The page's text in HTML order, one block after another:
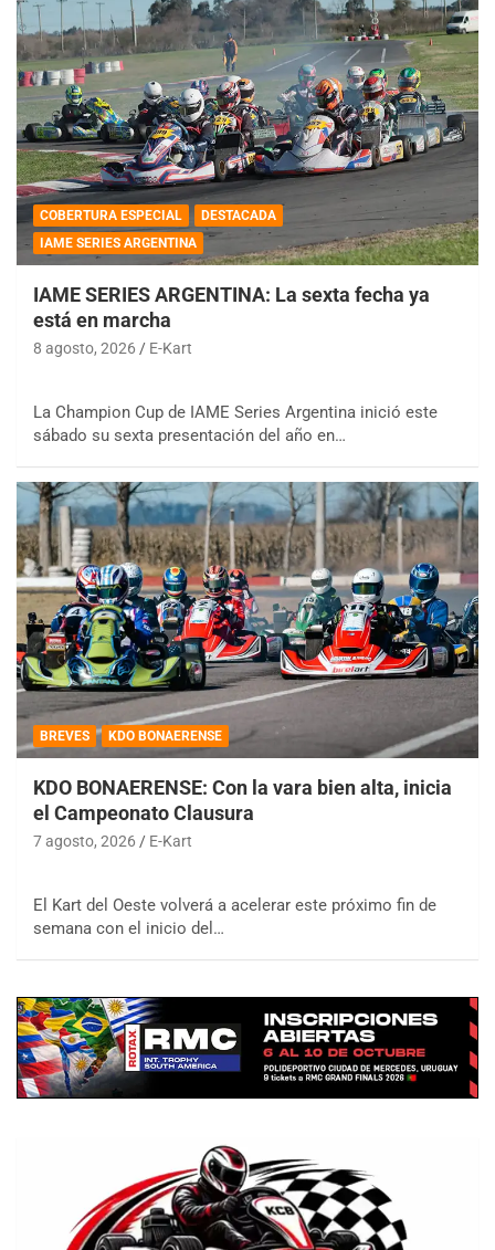
COBERTURA ESPECIAL
DESTACADA
IAME SERIES ARGENTINA
IAME SERIES ARGENTINA: La sexta fecha ya
está en marcha
8 agosto, 2026 E-Kart
La Champion Cup de IAME Series Argentina inició este
sábado su sexta presentación del año en…
BREVES KDO BONAERENSE
KDO BONAERENSE: Con la vara bien alta, inicia
el Campeonato Clausura
7 agosto, 2026 E-Kart
El Kart del Oeste volverá a acelerar este próximo fin de
semana con el inicio del…